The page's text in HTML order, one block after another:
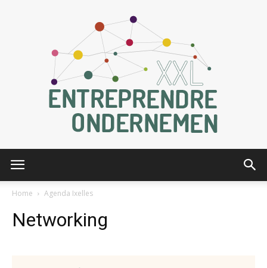
Home Agenda Ixelles
Networking